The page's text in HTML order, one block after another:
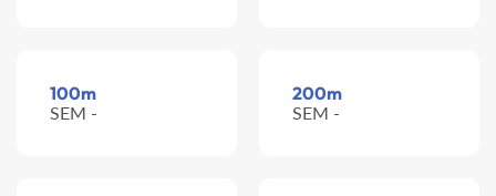
100m
SEM -
200m
SEM -